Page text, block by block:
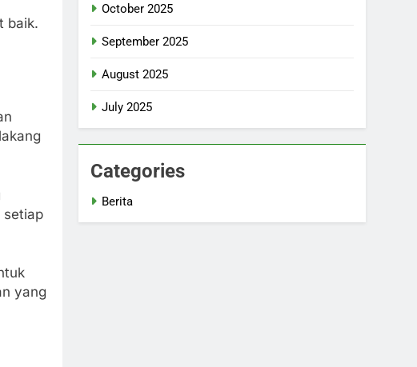
baik.
setiap
yang
October 2025
September 2025
August 2025
July 2025
Categories
Berita